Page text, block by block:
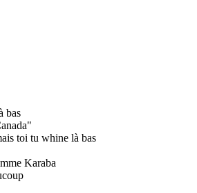
bas
toi tu whine là bas
Karaba